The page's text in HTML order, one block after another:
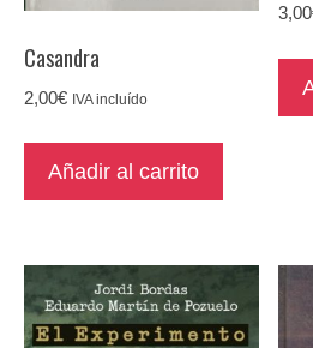
Casandra
2,00€ IVA incluído
Añadir al carrito
3,00